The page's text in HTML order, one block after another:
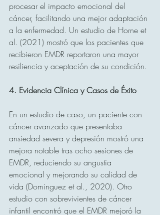
procesar el impacto emocional del
cáncer, facilitando una mejor adaptación
a la enfermedad. Un estudio de Horne et
al. (2021) mostró que los pacientes que
recibieron EMDR reportaron una mayor
resiliencia y aceptación de su condición.
4. Evidencia Clínica y Casos de Éxito
En un estudio de caso, un paciente con
cáncer avanzado que presentaba
ansiedad severa y depresión mostró una
mejora notable tras ocho sesiones de
EMDR, reduciendo su angustia
emocional y mejorando su calidad de
vida (Dominguez et al., 2020). Otro
estudio con sobrevivientes de cáncer
infantil encontró que el EMDR mejoró la